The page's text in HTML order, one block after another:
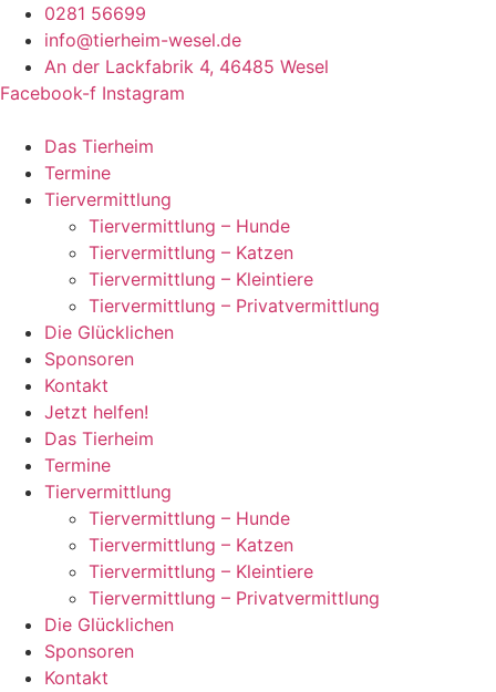
Zum
Inhalt
springen
0281 56699
info@tierheim-wesel.de
An der Lackfabrik 4, 46485 Wesel
Facebook-f Instagram
Das Tierheim
Termine
Tiervermittlung
Tiervermittlung – Hunde
Tiervermittlung – Katzen
Tiervermittlung – Kleintiere
Tiervermittlung – Privatvermittlung
Die Glücklichen
Sponsoren
Kontakt
Jetzt helfen!
Das Tierheim
Termine
Tiervermittlung
Tiervermittlung – Hunde
Tiervermittlung – Katzen
Tiervermittlung – Kleintiere
Tiervermittlung – Privatvermittlung
Die Glücklichen
Sponsoren
Kontakt